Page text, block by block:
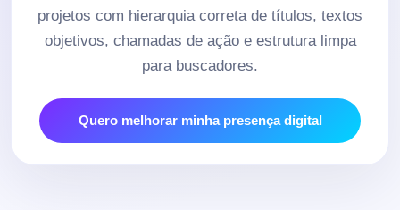
projetos com hierarquia correta de títulos, textos
objetivos, chamadas de ação e estrutura limpa
para buscadores.
Quero melhorar minha presença digital